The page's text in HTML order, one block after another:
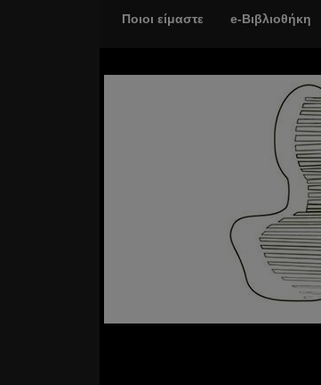
Ποιοι είμαστε e-Βιβλιοθήκη